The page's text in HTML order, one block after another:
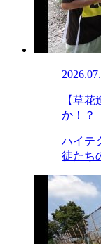
【草
か！？
ハイテ
徒たち